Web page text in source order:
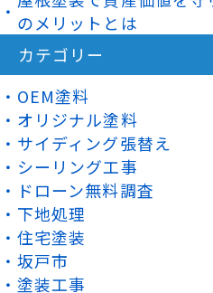
のメリットとは
カテゴリー
OEM塗料
オリジナル塗料
サイディング張替え
シーリング工事
ドローン無料調査
下地処理
住宅塗装
坂戸市
塗装工事